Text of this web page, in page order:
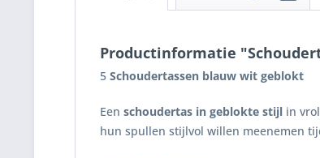
Productinformatie
5 Schoudertassen blauw wit geblokt
Een schoudertas in geblokte stijl in
hun spullen stijlvol willen meenemen